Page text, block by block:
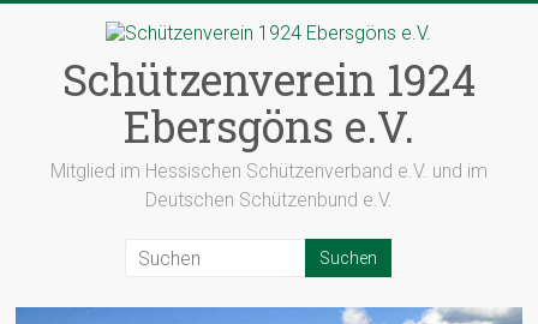
springenSchützenverein 1924
Ebersgöns e.V.
Mitglied im Hessischen Schützenverband e.V. und im
Deutschen Schützenbund e.V.